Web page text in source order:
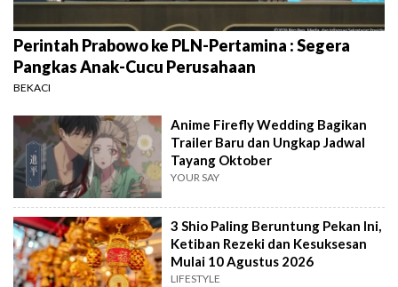
Perintah Prabowo ke PLN-Pertamina : Segera
Pangkas Anak-Cucu Perusahaan
BEKACI
Anime Firefly Wedding Bagikan
Trailer Baru dan Ungkap Jadwal
Tayang Oktober
YOUR SAY
3 Shio Paling Beruntung Pekan Ini,
Ketiban Rezeki dan Kesuksesan
Mulai 10 Agustus 2026
LIFESTYLE